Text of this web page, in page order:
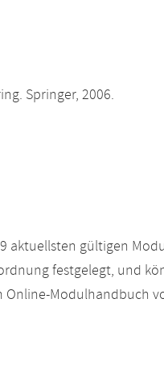
Springer, 2006.
aktuellsten gültigen
festgelegt, und
Online-Modulhandbuch